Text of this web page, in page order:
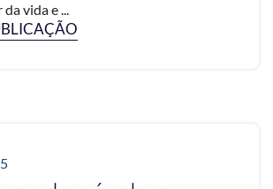
vida e ...